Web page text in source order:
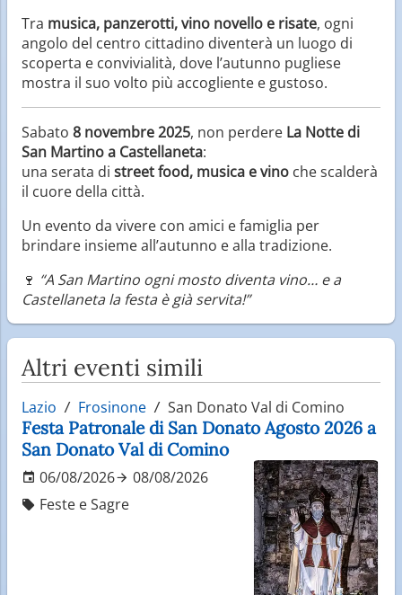
Tra musica, panzerotti, vino novello e risate, ogni
angolo del centro cittadino diventerà un luogo di
scoperta e convivialità, dove l’autunno pugliese
mostra il suo volto più accogliente e gustoso.
Sabato 8 novembre 2025, non perdere La Notte di
San Martino a Castellaneta:
una serata di street food, musica e vino che scalderà
il cuore della città.
Un evento da vivere con amici e famiglia per
brindare insieme all’autunno e alla tradizione.
🍷 “A San Martino ogni mosto diventa vino… e a
Castellaneta la festa è già servita!”
Altri eventi simili
Lazio Frosinone San Donato Val di Comino
Festa Patronale di San Donato Agosto 2026 a
San Donato Val di Comino
06/08/2026
08/08/2026
Feste e Sagre